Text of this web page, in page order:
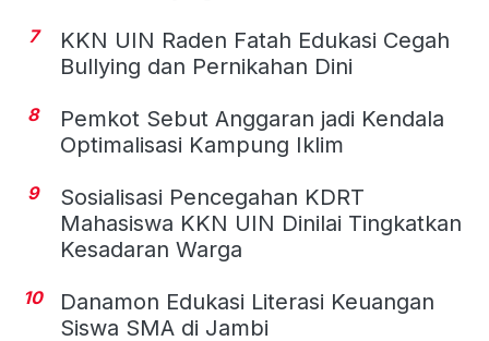
7
KKN UIN Raden Fatah Edukasi Cegah
Bullying dan Pernikahan Dini
8
Pemkot Sebut Anggaran jadi Kendala
Optimalisasi Kampung Iklim
9
Sosialisasi Pencegahan KDRT
Mahasiswa KKN UIN Dinilai Tingkatkan
Kesadaran Warga
10
Danamon Edukasi Literasi Keuangan
Siswa SMA di Jambi